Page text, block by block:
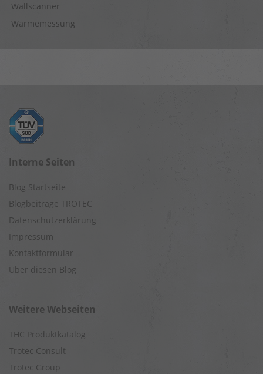
Wallscanner
Wärmemessung
Interne Seiten
Blog Startseite
Blogbeiträge TROTEC
Datenschutzerklärung
Impressum
Kontaktformular
Über diesen Blog
Weitere Webseiten
THC Produktkatalog
Trotec Consult
Trotec Group